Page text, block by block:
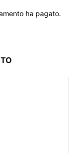
ha pagato.